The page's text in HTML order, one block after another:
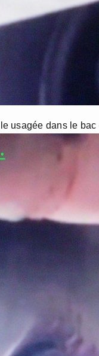
usagée dans le